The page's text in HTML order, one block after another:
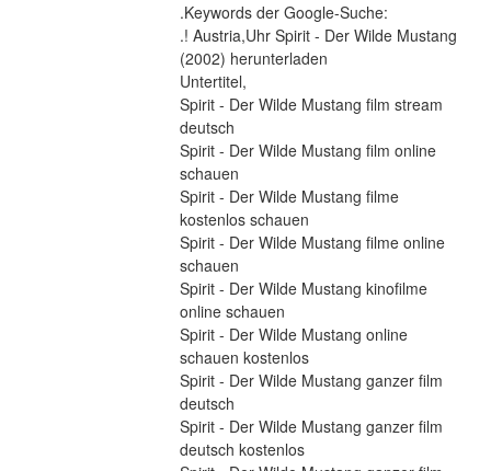
.Keywords der Google-Suche:
.! Austria,Uhr Spirit - Der Wilde Mustang
(2002) herunterladen
Untertitel,
Spirit - Der Wilde Mustang film stream
deutsch
Spirit - Der Wilde Mustang film online
schauen
Spirit - Der Wilde Mustang filme
kostenlos schauen
Spirit - Der Wilde Mustang filme online
schauen
Spirit - Der Wilde Mustang kinofilme
online schauen
Spirit - Der Wilde Mustang online
schauen kostenlos
Spirit - Der Wilde Mustang ganzer film
deutsch
Spirit - Der Wilde Mustang ganzer film
deutsch kostenlos